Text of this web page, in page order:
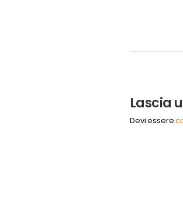
Lascia
Devi essere